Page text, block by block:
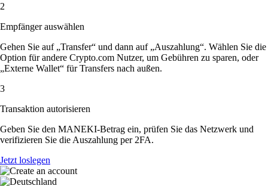
2
Empfänger auswählen
Gehen Sie auf „Transfer“ und dann auf „Auszahlung“. Wählen Sie die
Option für andere Crypto.com Nutzer, um Gebühren zu sparen, oder
„Externe Wallet“ für Transfers nach außen.
3
Transaktion autorisieren
Geben Sie den MANEKI-Betrag ein, prüfen Sie das Netzwerk und
verifizieren Sie die Auszahlung per 2FA.
Jetzt loslegen